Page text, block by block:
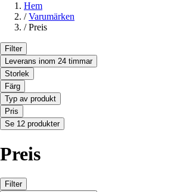
Hem
/ Varumärken
/ Preis
Filter
Leverans inom 24 timmar
Storlek
Färg
Typ av produkt
Pris
Se 12 produkter
Preis
Filter